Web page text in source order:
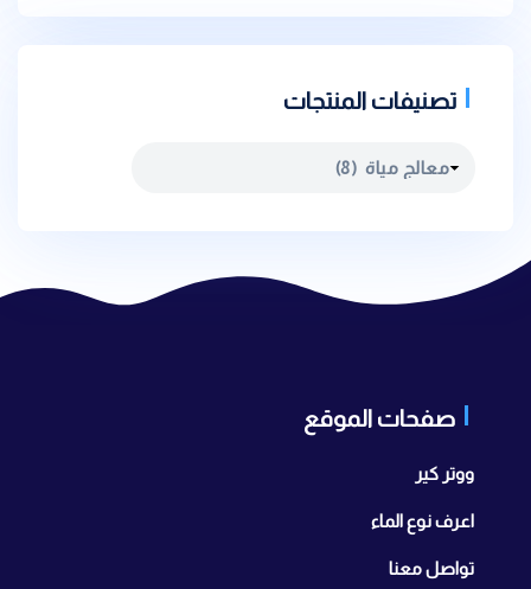
تصنيفات المنتجات
صفحات الموقع
ووتر كير
اعرف نوع الماء
تواصل معنا